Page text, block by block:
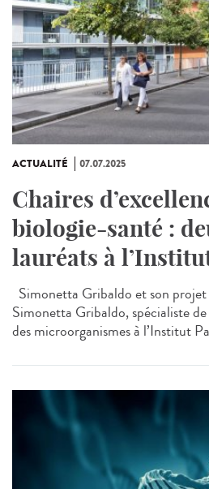
ACTUALITÉ 07.07.2025
Chaires
biologie-santé :
lauréats à
Simonetta Gribaldo et son
Simonetta Gribaldo, spécialiste
des microorganismes à l’Institut